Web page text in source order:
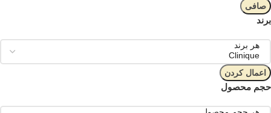
صافی
برند
اعمال کردن
حجم محصول